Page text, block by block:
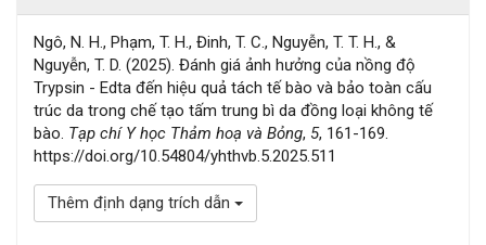
Ngô, N. H., Phạm, T. H., Đinh, T. C., Nguyễn, T. T. H., &
Nguyễn, T. D. (2025). Đánh giá ảnh hưởng của nồng độ
Trypsin - Edta đến hiệu quả tách tế bào và bảo toàn cấu
trúc da trong chế tạo tấm trung bì da đồng loại không tế
bào. Tạp chí Y học Thảm hoạ và Bỏng, 5, 161-169.
https://doi.org/10.54804/yhthvb.5.2025.511
Thêm định dạng trích dẫn